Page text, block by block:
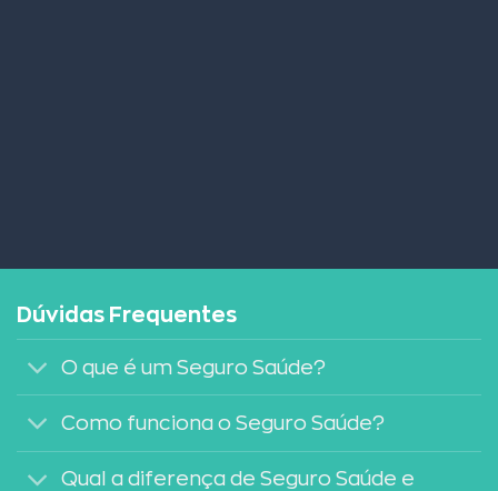
Dúvidas Frequentes
O que é um Seguro Saúde?
Como funciona o Seguro Saúde?
Qual a diferença de Seguro Saúde e